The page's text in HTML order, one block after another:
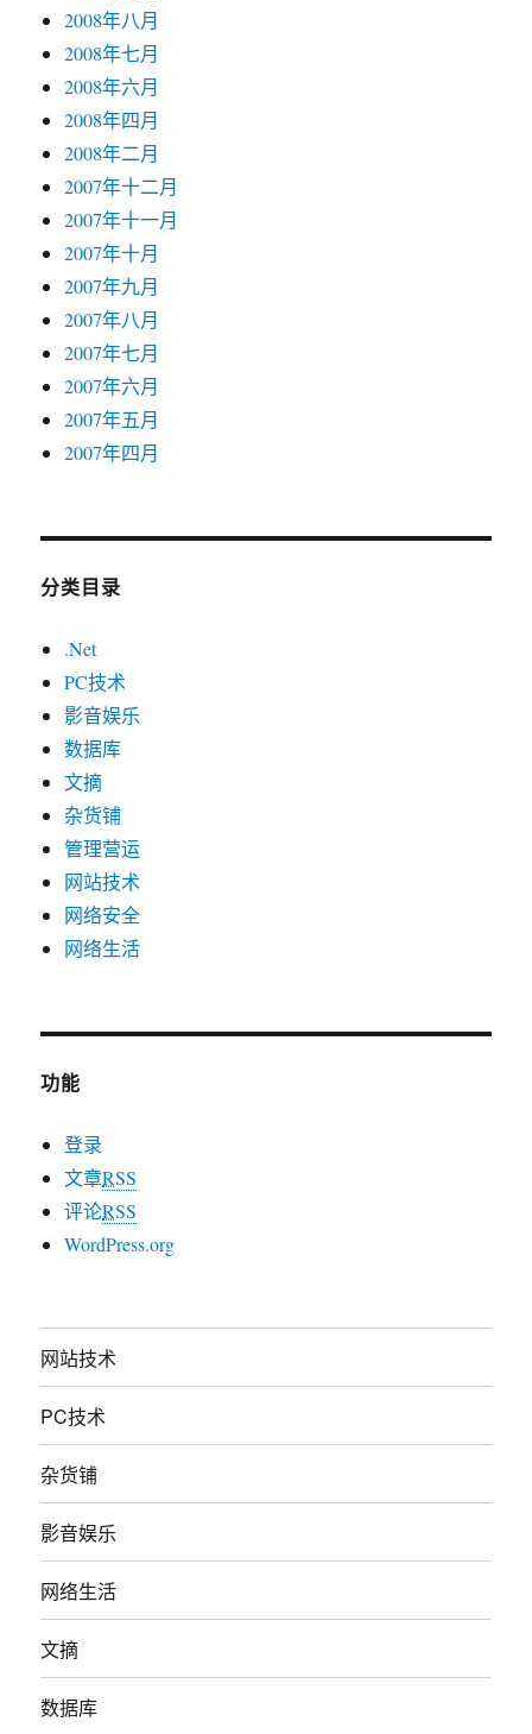
2008年八月
2008年七月
2008年六月
2008年四月
2008年二月
2007年十二月
2007年十一月
2007年十月
2007年九月
2007年八月
2007年七月
2007年六月
2007年五月
2007年四月
分类目录
.Net
PC技术
影音娱乐
数据库
文摘
杂货铺
管理营运
网站技术
网络安全
网络生活
功能
登录
文章RSS
评论RSS
WordPress.org
网站技术
PC技术
杂货铺
影音娱乐
网络生活
文摘
数据库